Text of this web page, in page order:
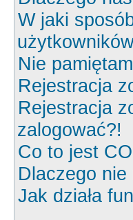
W jaki
Nie
Rejestracja
Rejestracja
zalogować?!
Co to jest
Dlaczego
Jak działa